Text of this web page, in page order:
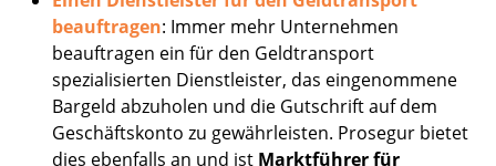
beauftragen: Immer mehr Unternehmen
beauftragen ein für den Geldtransport
spezialisierten Dienstleister, das eingenommene
Bargeld abzuholen und die Gutschrift auf dem
Geschäftskonto zu gewährleisten. Prosegur bietet
dies ebenfalls an und ist Marktführer für